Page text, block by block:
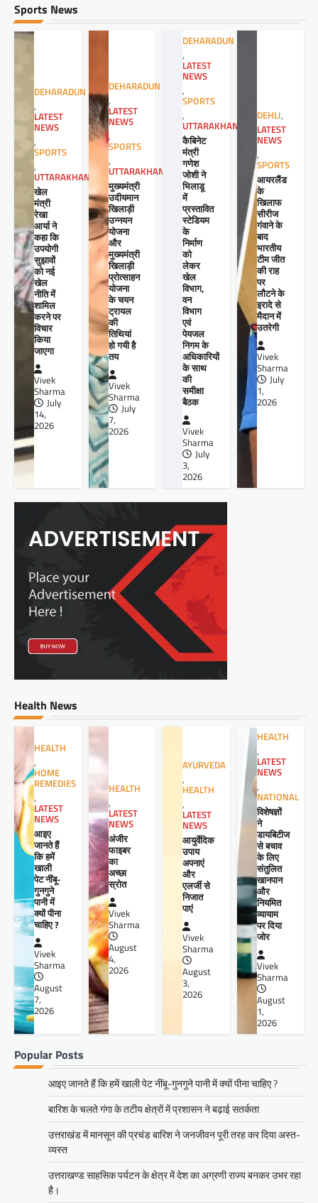
Sports News
DEHARADUN
,
LATEST
NEWS
,
SPORTS
,
UTTARAKHAND
खेल
मंत्री
रेखा
आर्या ने
कहा कि
उपयोगी
सुझावों
को नई
खेल
नीति में
शामिल
करने पर
विचार
किया
जाएगा
Vivek
Sharma
July
14,
2026
DEHARADUN
,
LATEST
NEWS
,
SPORTS
,
UTTARAKHAND
मुख्यमंत्री
उदीयमान
खिलाड़ी
उन्नयन
योजना
और
मुख्यमंत्री
खिलाड़ी
प्रोत्साहन
योजना
के चयन
ट्रायल
की
तिथियां
हो गयी है
तय
Vivek
Sharma
July
7,
2026
DEHARADUN
,
LATEST
NEWS
,
SPORTS
,
UTTARAKHAND
कैबिनेट
मंत्री
गणेश
जोशी ने
भिलाडू
में
प्रस्तावित
स्टेडियम
के
निर्माण
को
लेकर
खेल
विभाग,
वन
विभाग
एवं
पेयजल
निगम के
अधिकारियों
के साथ
की
समीक्षा
बैठक
Vivek
Sharma
July
3,
2026
DEHLI,
LATEST
NEWS
,
SPORTS
आयरलैंड
के
खिलाफ
सीरीज
गंवाने के
बाद
भारतीय
टीम जीत
की राह
पर
लौटने के
इरादे से
मैदान में
उतरेगी
Vivek
Sharma
July
1,
2026
Health News
HEALTH
,
HOME
REMEDIES
,
LATEST
NEWS
आइए
जानते हैं
कि हमें
खाली
पेट नींबू-
गुनगुने
पानी में
क्यों पीना
चाहिए ?
Vivek
Sharma
August
7,
2026
HEALTH
,
LATEST
NEWS
अंजीर
फाइबर
का
अच्छा
स्रोत
Vivek
Sharma
August
4,
2026
AYURVEDA
,
HEALTH
,
LATEST
NEWS
आयुर्वेदिक
उपाय
अपनाएं
और
एलर्जी से
निजात
पाएं
Vivek
Sharma
August
3,
2026
HEALTH
,
LATEST
NEWS
,
NATIONAL
विशेषज्ञों
ने
डायबिटीज
से बचाव
के लिए
संतुलित
खानपान
और
नियमित
व्यायाम
पर दिया
जोर
Vivek
Sharma
August
1,
2026
Popular Posts
आइए जानते हैं कि हमें खाली पेट नींबू-गुनगुने पानी में क्यों पीना चाहिए ?
बारिश के चलते गंगा के तटीय क्षेत्रों में प्रशासन ने बढ़ाई सतर्कता
उत्तराखंड में मानसून की प्रचंड बारिश ने जनजीवन पूरी तरह कर दिया अस्त-
व्यस्त
उत्तराखण्ड साहसिक पर्यटन के क्षेत्र में देश का अग्रणी राज्य बनकर उभर रहा
है।